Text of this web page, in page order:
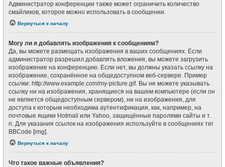
Администратор конференции также может ограничить количество
смайликов, которое можно использовать в сообщении.
Вернуться к началу
Могу ли я добавлять изображения к сообщениям?
Да, вы можете размещать изображения в ваших сообщениях. Если
администратор разрешил добавлять вложения, вы можете загрузить
изображение на конференцию. Если нет, вы должны указать ссылку на
изображение, сохранённое на общедоступном веб-сервере. Пример
ссылки: http://www.example.com/my-picture.gif. Вы не можете указывать
ссылку ни на изображения, хранящиеся на вашем компьютере (если он
не является общедоступным сервером), ни на изображения, для
доступа к которым необходима аутентификация, как, например, на
почтовые ящики Hotmail или Yahoo, защищённые паролями сайты и т.
п. Для указания ссылок на изображения используйте в сообщениях тег
BBCode [img].
Вернуться к началу
Что такое важные объявления?